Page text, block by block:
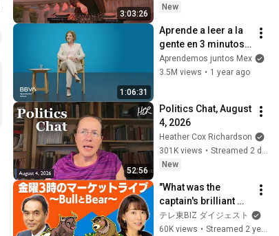
3:03:26
- SUMMER DEEP
New
1:06:31
Aprende a leer a la
gente en 3 minutos |
Bárbara Tijerina,
experta en
Aprendemos juntos Mex
3.5M views • 1 year ago
52:56
Politics Chat, August
4, 2026
Heather Cox Richardson
301K views •
Streamed 2 days ago
New
"What was the
captain's brilliant
prediction?" [Friday
3pm Market Live
テレ東BIZ ダイジェスト
60K views •
Streamed 2 years ago